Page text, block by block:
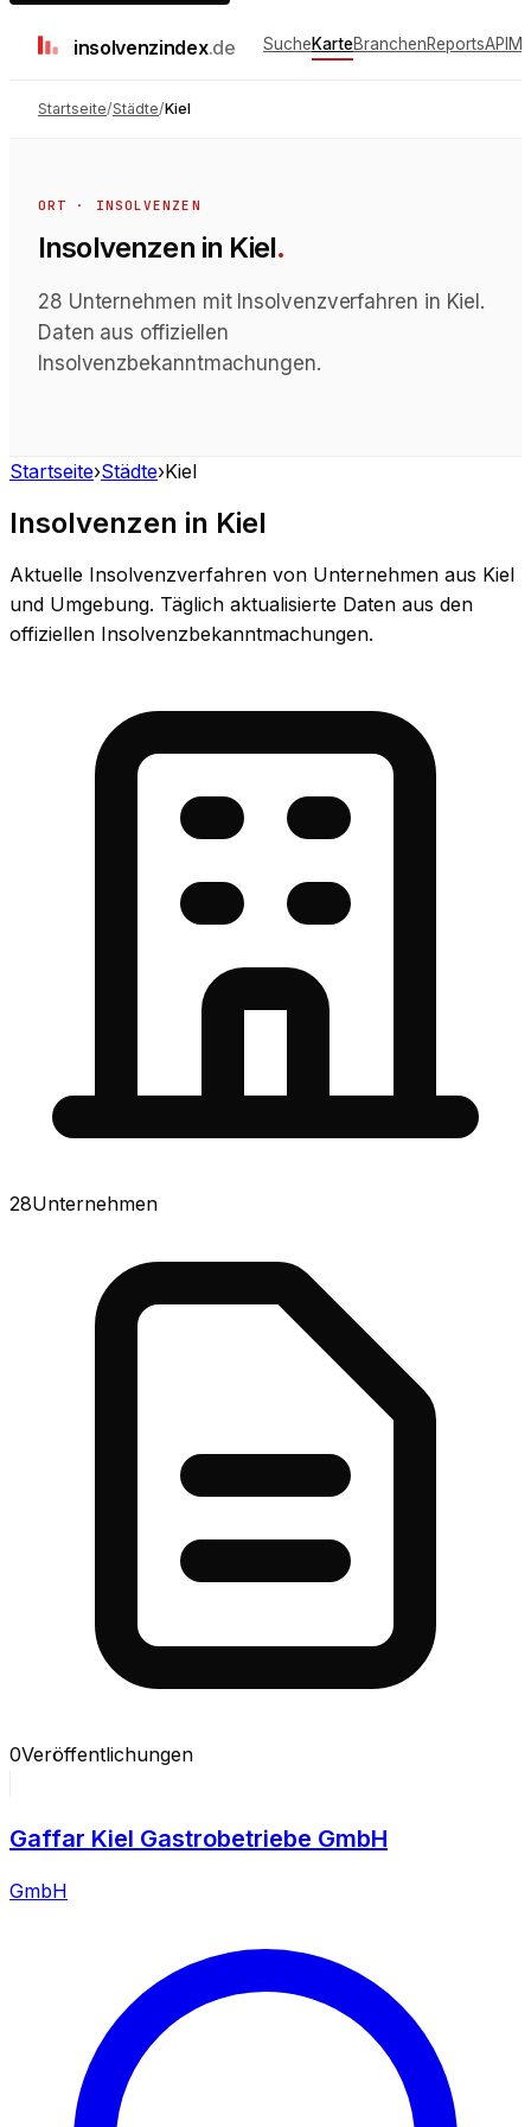
insolvenzindex.de SucheKarteBranchenReportsAPI
Startseite/Städte/Kiel
ORT · INSOLVENZEN
Insolvenzenin Kiel.
28 Unternehmen mit Insolvenzverfahren in Kiel.
Daten aus offiziellen
Insolvenzbekanntmachungen.
Startseite›Städte›Kiel
Insolvenzen in Kiel
Aktuelle Insolvenzverfahren von Unternehmen aus Kiel
und Umgebung. Täglich aktualisierte Daten aus den
offiziellen Insolvenzbekanntmachungen.
28Unternehmen
0Veröffentlichungen
Gaffar Kiel Gastrobetriebe GmbH
GmbH